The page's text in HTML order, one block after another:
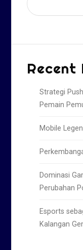
Recent
Strategi
Pemain
Mobile
Dominasi
Perubahan
Esports
Kalangan